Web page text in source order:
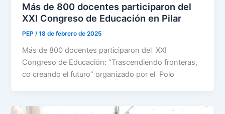
Más de 800 docentes participaron del
XXI Congreso de Educación en Pilar
PEP /18 de febrero de 2025
Más de 800 docentes participaron del XXI
Congreso de Educación: “Trascendiendo fronteras,
co creando el futuro” organizado por el Polo